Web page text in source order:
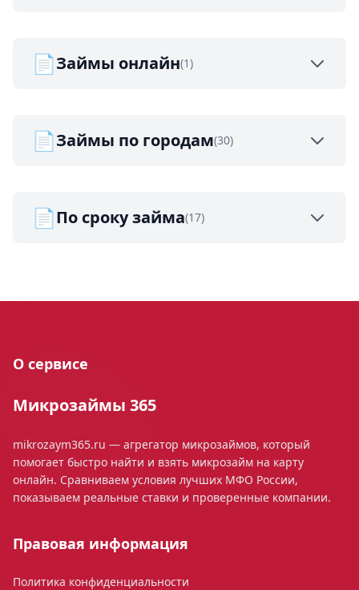
📄Займы онлайн(1)
📄Займы по городам(30)
📄По сроку займа(17)
О сервисе
Микрозаймы 365
mikrozaym365.ru — агрегатор микрозаймов, который
помогает быстро найти и взять микрозайм на карту
онлайн. Сравниваем условия лучших МФО России,
показываем реальные ставки и проверенные компании.
Правовая информация
Политика конфиденциальности